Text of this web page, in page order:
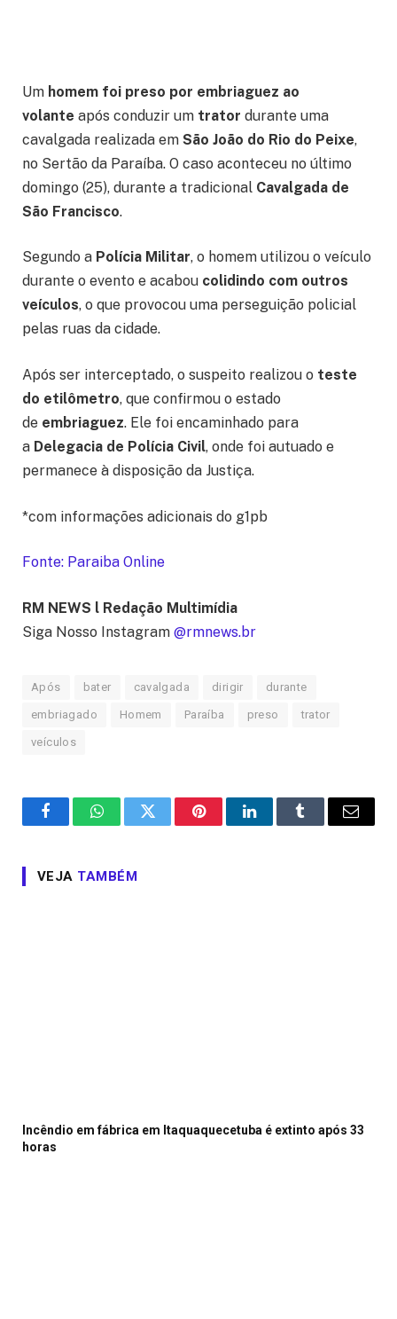
Um homem foi preso por embriaguez ao
volante após conduzir um trator durante uma
cavalgada realizada em São João do Rio do Peixe,
no Sertão da Paraíba. O caso aconteceu no último
domingo (25), durante a tradicional Cavalgada de
São Francisco.
Segundo a Polícia Militar, o homem utilizou o veículo
durante o evento e acabou colidindo com outros
veículos, o que provocou uma perseguição policial
pelas ruas da cidade.
Após ser interceptado, o suspeito realizou o teste
do etilômetro, que confirmou o estado
de embriaguez. Ele foi encaminhado para
a Delegacia de Polícia Civil, onde foi autuado e
permanece à disposição da Justiça.
*com informações adicionais do g1pb
Fonte: Paraiba Online
RM NEWS l Redação Multimídia
Siga Nosso Instagram @rmnews.br
Após bater cavalgada dirigir durante
embriagado Homem Paraíba preso trator
veículos
FacebookWhatsAppTwitter PinterestLinkedInTumblr Email
VEJA TAMBÉM
Incêndio em fábrica em Itaquaquecetuba é extinto após 33
horas